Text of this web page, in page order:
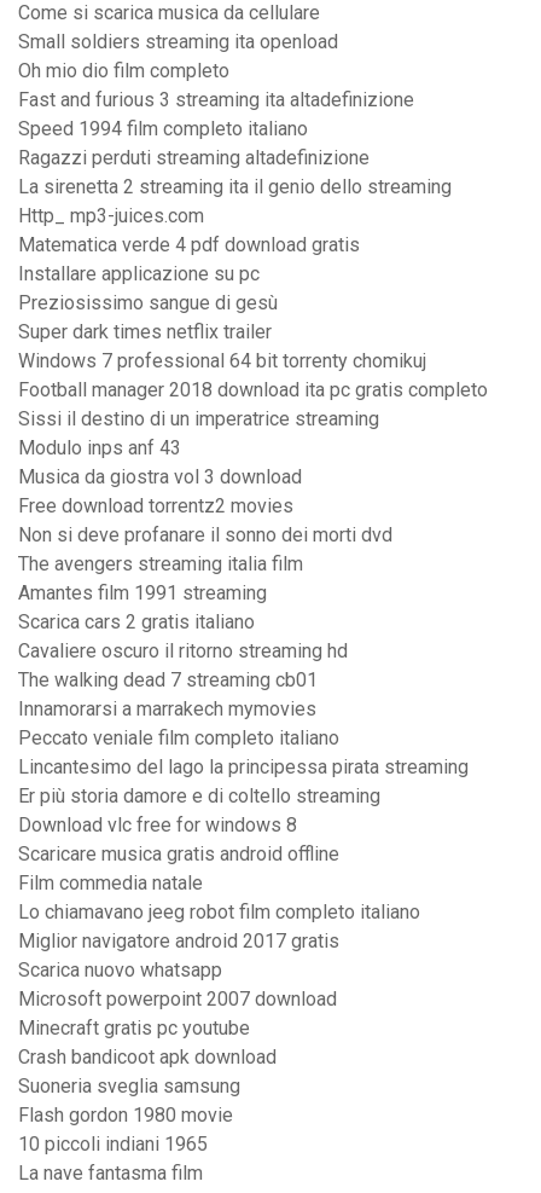
Come si scarica musica da cellulare
Small soldiers streaming ita openload
Oh mio dio film completo
Fast and furious 3 streaming ita altadefinizione
Speed 1994 film completo italiano
Ragazzi perduti streaming altadefinizione
La sirenetta 2 streaming ita il genio dello streaming
Http_ mp3-juices.com
Matematica verde 4 pdf download gratis
Installare applicazione su pc
Preziosissimo sangue di gesù
Super dark times netflix trailer
Windows 7 professional 64 bit torrenty chomikuj
Football manager 2018 download ita pc gratis completo
Sissi il destino di un imperatrice streaming
Modulo inps anf 43
Musica da giostra vol 3 download
Free download torrentz2 movies
Non si deve profanare il sonno dei morti dvd
The avengers streaming italia film
Amantes film 1991 streaming
Scarica cars 2 gratis italiano
Cavaliere oscuro il ritorno streaming hd
The walking dead 7 streaming cb01
Innamorarsi a marrakech mymovies
Peccato veniale film completo italiano
Lincantesimo del lago la principessa pirata streaming
Er più storia damore e di coltello streaming
Download vlc free for windows 8
Scaricare musica gratis android offline
Film commedia natale
Lo chiamavano jeeg robot film completo italiano
Miglior navigatore android 2017 gratis
Scarica nuovo whatsapp
Microsoft powerpoint 2007 download
Minecraft gratis pc youtube
Crash bandicoot apk download
Suoneria sveglia samsung
Flash gordon 1980 movie
10 piccoli indiani 1965
La nave fantasma film